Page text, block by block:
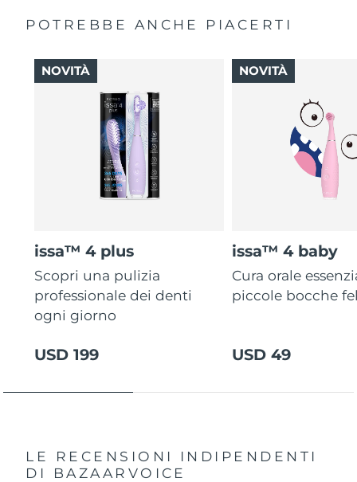
POTREBBE ANCHE PIACERTI
issa™ 4 plus
Scopri una pulizia
professionale dei denti
ogni giorno
USD 199
NOVITÀ
issa™ 4 baby
Cura orale
piccole bocche
USD 49
NOVITÀ
LE RECENSIONI INDIPENDENTI
DI BAZAARVOICE